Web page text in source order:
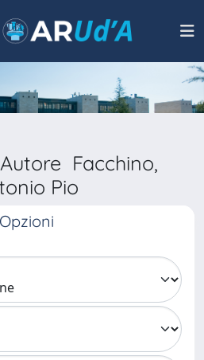
Facchino,
Pio
Opzioni